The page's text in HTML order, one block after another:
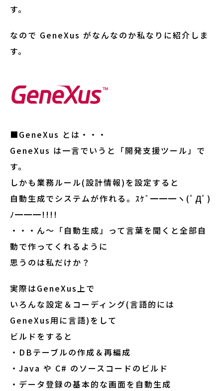
す。
なので GeneXus がなんなのか私なりに紹介しま
す。
■GeneXus とは・・・
GeneXus は一言でいうと「開発支援ツール」で
す。
しかも業務ルール(設計情報)を設定すると
自動生成でシステムが作れる。ｽｹﾞ━━━ヽ(ﾟДﾟ)
ﾉ━━━!!!!
・・・ん～「自動生成」って言葉を聞くと全部自
動で作ってくれるように
思うのは私だけか？
実際はGeneXus上で
いろんな設定＆コーディング(言語的には
GeneXus用に言語)をして
ビルドをすると
・DBテーブルの作成＆再編成
・Java や C# のソースコードのビルド
・データ登録の基本的な画面を自動生成